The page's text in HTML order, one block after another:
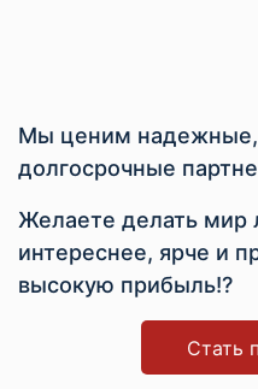
Мы ценим надежные,
долгосрочные
Желаете делать мир
интереснее, ярче и
высокую прибыль!?
Стать